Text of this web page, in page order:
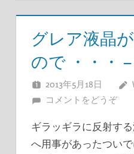
グレア液晶
ので ・・・ –
2013年5月18日
コメントをどうぞ
ギラッギラに反射す
へ用事があったつい